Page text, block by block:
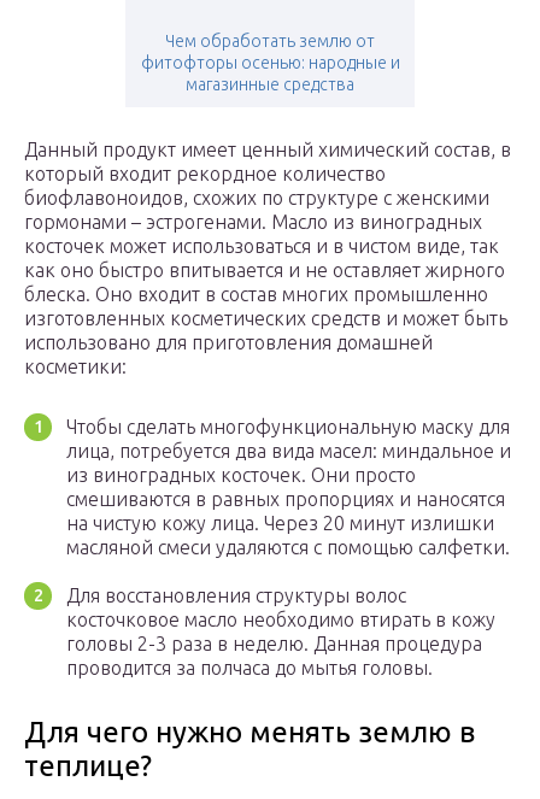
Чем обработать землю от
фитофторы осенью: народные и
магазинные средства
Данный продукт имеет ценный химический состав, в
который входит рекордное количество
биофлавоноидов, схожих по структуре с женскими
гормонами – эстрогенами. Масло из виноградных
косточек может использоваться и в чистом виде, так
как оно быстро впитывается и не оставляет жирного
блеска. Оно входит в состав многих промышленно
изготовленных косметических средств и может быть
использовано для приготовления домашней
косметики:
Чтобы сделать многофункциональную маску для
лица, потребуется два вида масел: миндальное и
из виноградных косточек. Они просто
смешиваются в равных пропорциях и наносятся
на чистую кожу лица. Через 20 минут излишки
масляной смеси удаляются с помощью салфетки.
Для восстановления структуры волос
косточковое масло необходимо втирать в кожу
головы 2-3 раза в неделю. Данная процедура
проводится за полчаса до мытья головы.
Для чего нужно менять землю в
теплице?